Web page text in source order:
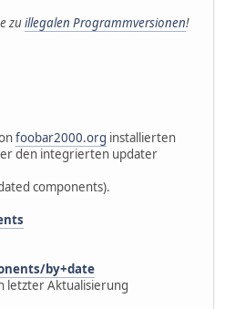
zuillegalen Programmversionen!
foobar2000.org installierten
den integrierten updater
components).
by+date
Aktualisierung